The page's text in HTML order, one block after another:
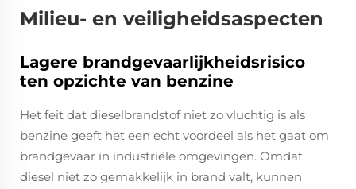
Milieu- en veiligheidsaspecten
Lagere brandgevaarlijkheidsrisico
ten opzichte van benzine
Het feit dat dieselbrandstof niet zo vluchtig is als
benzine geeft het een echt voordeel als het gaat om
brandgevaar in industriële omgevingen. Omdat
diesel niet zo gemakkelijk in brand valt, kunnen